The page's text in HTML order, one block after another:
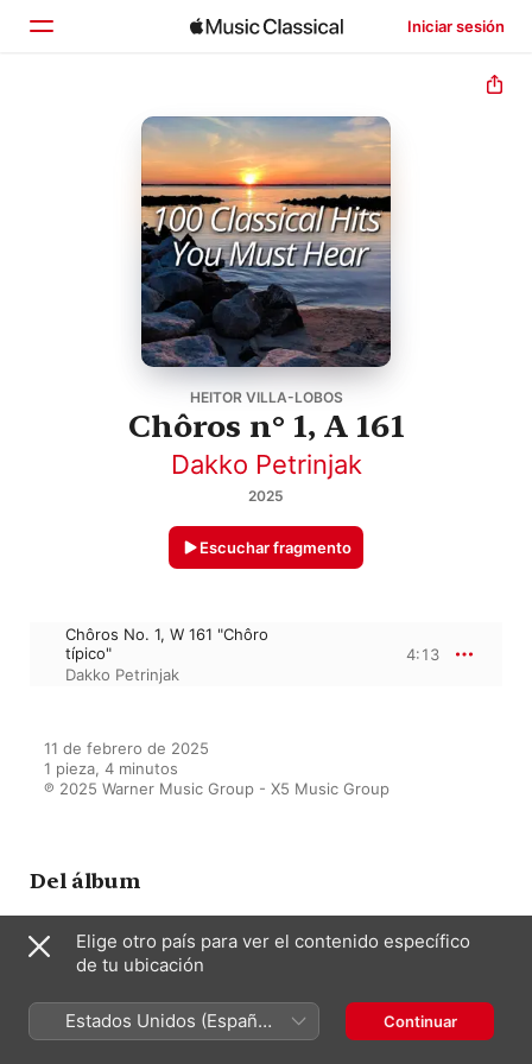
Iniciar sesión
Explorar
HEITOR VILLA-LOBOS
Chôros n° 1, A 161
Dakko Petrinjak
2025
Escuchar fragmento
Chôros No. 1, W 161 "Chôro
típico"
Dakko Petrinjak
4:13
11 de febrero de 2025
1 pieza, 4 minutos
℗ 2025 Warner Music Group - X5 Music Group
Del álbum
100 Classical Hits You Must
George Gershwin
Elige otro país para ver el contenido específico
de tu ubicación
Estados Unidos (Español
México)
Continuar